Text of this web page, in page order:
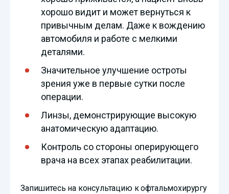
хорошо видит и может вернуться к
привычным делам. Даже к вождению
автомобиля и работе с мелкими
деталями.
Значительное улучшение остроты
зрения уже в первые сутки после
операции.
Линзы, демонстрирующие высокую
анатомическую адаптацию.
Контроль со стороны оперирующего
врача на всех этапах реабилитации.
Запишитесь на консультацию к офтальмохирургу